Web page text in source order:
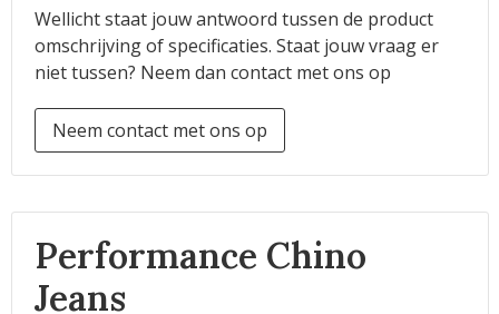
Wellicht staat jouw antwoord tussen de product
omschrijving of specificaties. Staat jouw vraag er
niet tussen? Neem dan contact met ons op
Neem contact met ons op
Performance Chino
Jeans